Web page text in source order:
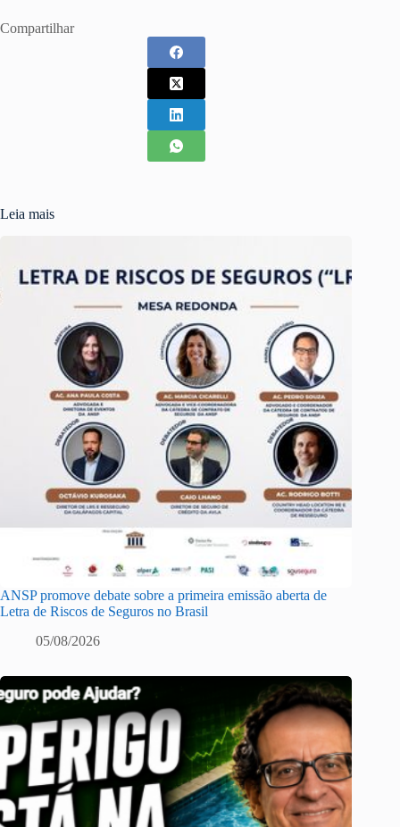
Compartilhar
Leia mais
ANSP promove debate sobre a primeira emissão aberta de
Letra de Riscos de Seguros no Brasil
05/08/2026